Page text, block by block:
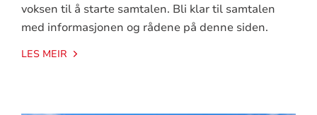
voksen til å starte samtalen. Bli klar til samtalen
med informasjonen og rådene på denne siden.
LES MEIR